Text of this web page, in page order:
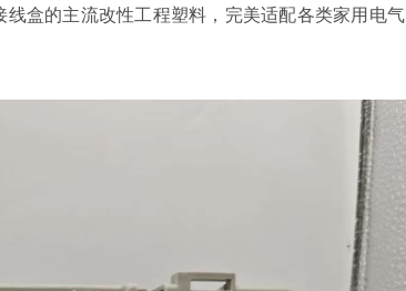
盒的主流改性工程塑料，完美适配各类家用电气